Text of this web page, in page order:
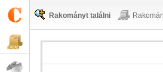
Rakományt találni